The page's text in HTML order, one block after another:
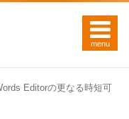
Editorの更なる時短可